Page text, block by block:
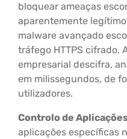
bloquear ameaças
aparentemente
malware avançado
tráfego HTTPS cifrado.
empresarial descifra,
em milissegundos, de
utilizadores.
Controlo de
aplicações específicas